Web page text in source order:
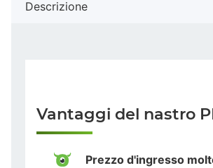
Descrizione
Vantaggi del nastro
Prezzo d'ingresso